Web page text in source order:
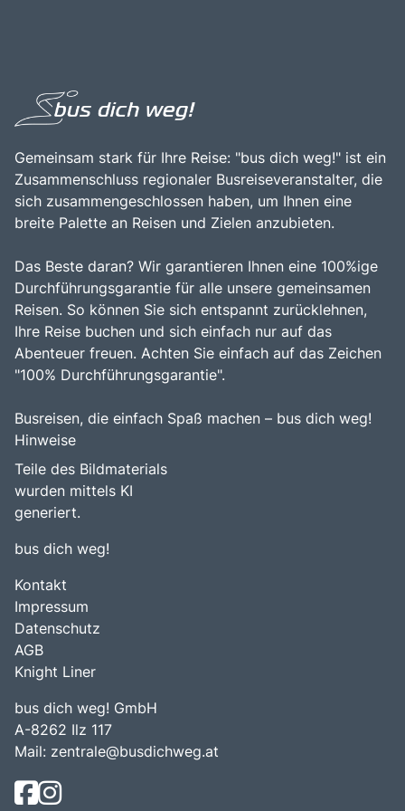
Vielfalt und den Charme dieser einzigartigen Region
entdecken möchten.
Gemeinsam stark für Ihre Reise: "bus dich weg!" ist ein
Zusammenschluss regionaler Busreiseveranstalter, die
sich zusammengeschlossen haben, um Ihnen eine
breite Palette an Reisen und Zielen anzubieten.
Das Beste daran? Wir garantieren Ihnen eine 100%ige
Durchführungsgarantie für alle unsere gemeinsamen
Reisen. So können Sie sich entspannt zurücklehnen,
Ihre Reise buchen und sich einfach nur auf das
Abenteuer freuen. Achten Sie einfach auf das Zeichen
"100% Durchführungsgarantie".
Busreisen, die einfach Spaß machen – bus dich weg!
Hinweise
Teile des Bildmaterials
wurden mittels KI
generiert.
bus dich weg!
Kontakt
Impressum
Datenschutz
AGB
Knight Liner
bus dich weg! GmbH
A-8262 Ilz 117
Mail: zentrale@busdichweg.at